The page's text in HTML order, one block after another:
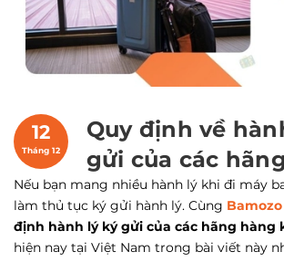
12
Tháng 12
Quy định về
gửi của các
không hiện nay
Nếu bạn mang nhiều hành lý khi đi máy
làm thủ tục ký gửi hành lý. Cùng Bamozo
định hành lý ký gửi của các hãng hàng
hiện nay tại Việt Nam trong bài viết này